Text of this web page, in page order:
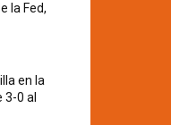
la Fed,
en la
3-0 al